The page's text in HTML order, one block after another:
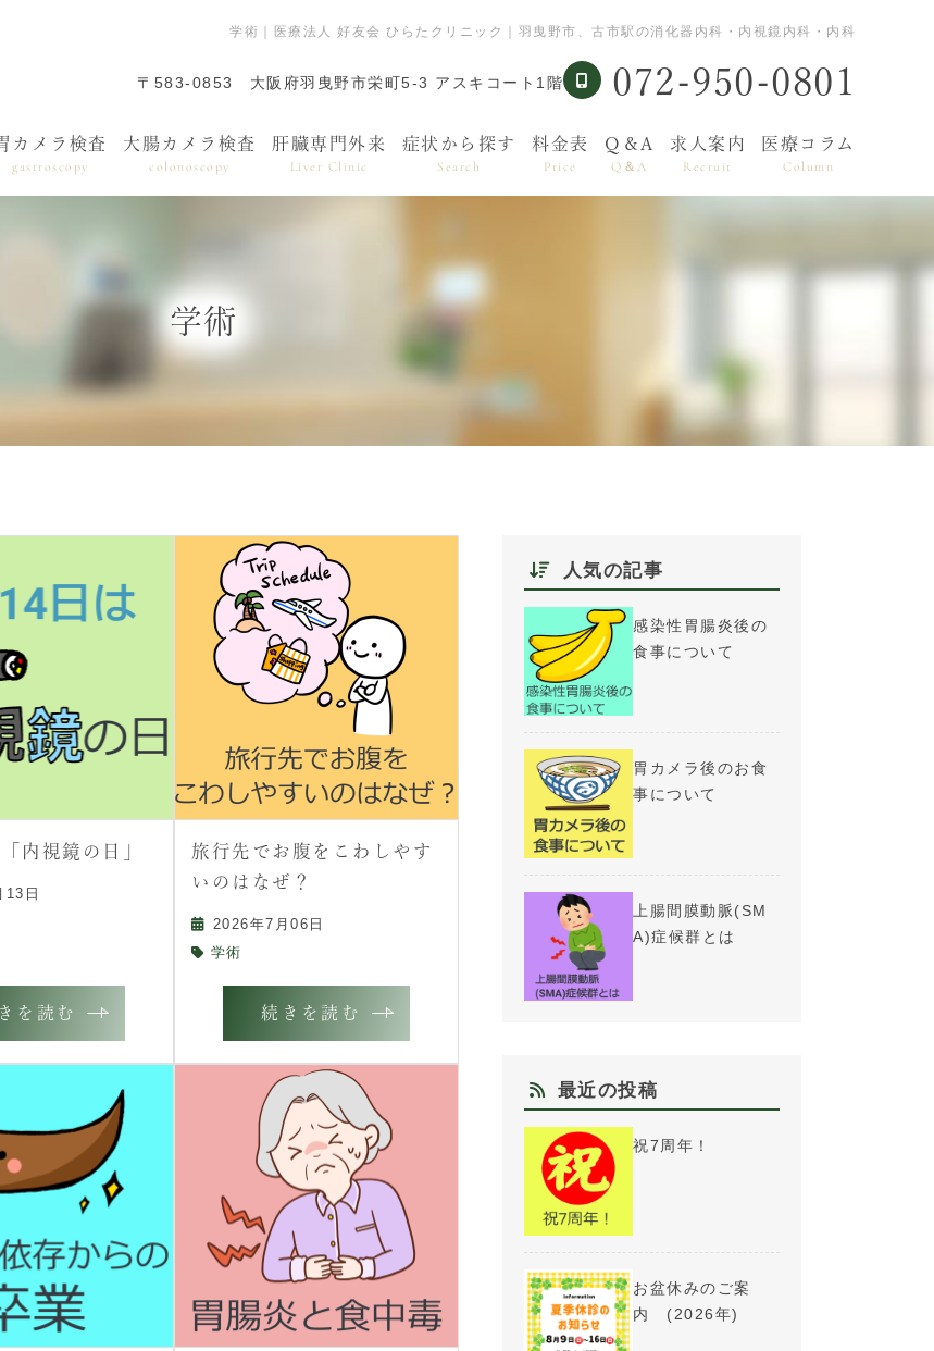
学術｜医療法人 好友会 ひらたクリニック｜羽曳野市、古市駅の消化器内科・内視鏡内科・内科
〒583-0853 大阪府羽曳野市栄町5-3 アスキコート1階 072-950-0801
カメラ検査
gastroscopy
大腸カメラ検査
colonoscopy
肝臓専門外来
Liver Clinic
症状から探す
Search
料金表
Price
Q＆A
Q＆A
求人案内
Recruit
医療コラム
Column
学術
内視鏡の日」
13日
を読む
旅行先でお腹をこわしやす
いのはなぜ？
2026年7月06日
学術
続きを読む
人気の記事
感染性胃腸炎後の
食事について
胃カメラ後のお食
事について
上腸間膜動脈(SM
A)症候群とは
最近の投稿
祝7周年！
お盆休みのご案
内 (2026年)